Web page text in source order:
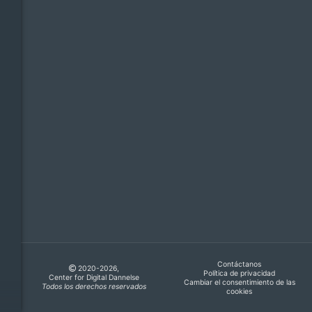
2020-2026,
Center for Digital Dannelse
Todos los derechos reservados
Contáctanos
Política de privacidad
Cambiar el consentimiento de las
cookies